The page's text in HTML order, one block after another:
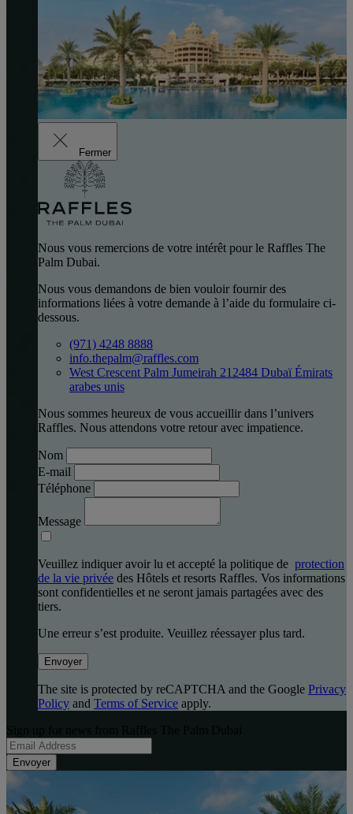
Fermer
Nous vous remercions de votre intérêt pour le Raffles The
Palm Dubai.
Nous vous demandons de bien vouloir fournir des
informations liées à votre demande à l’aide du formulaire ci-
dessous.
(971) 4248 8888
info.thepalm@raffles.com
West Crescent Palm Jumeirah 212484 Dubaï Émirats
arabes unis
Nous sommes heureux de vous accueillir dans l’univers
Raffles. Nous attendons votre retour avec impatience.
Nom
E-mail
Téléphone
Message
Veuillez indiquer avoir lu et accepté la politique de protection
de la vie privée des Hôtels et resorts Raffles. Vos informations
sont confidentielles et ne seront jamais partagées avec des
tiers.
Une erreur s’est produite. Veuillez réessayer plus tard.
Envoyer
The site is protected by reCAPTCHA and the Google Privacy
Policy and Terms of Service apply.
Envoyer